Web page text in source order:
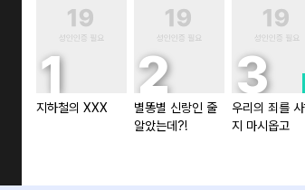
지하철의 XXX
별똥별 신랑인 줄
알았는데?!
우리의 죄를
지 마시옵고